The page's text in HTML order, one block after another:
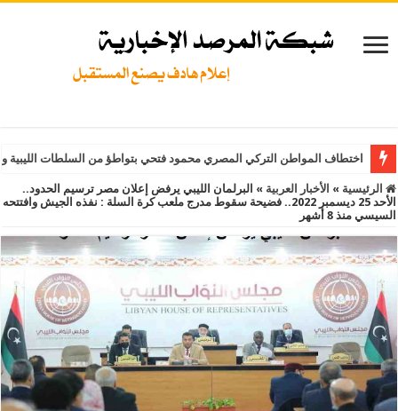
اختطاف المواطن التركي المصري محمود فتحي بتواطؤ من السلطات
الرئيسية » الأخبار العربية » البرلمان الليبي يرفض إعلان مصر ترسيم الحدود..
الأحد 25 ديسمبر 2022.. فضيحة سقوط مدرج ملعب كرة السلة : نفذه الجيش وافتتحه
السيسي منذ 8 أشهر